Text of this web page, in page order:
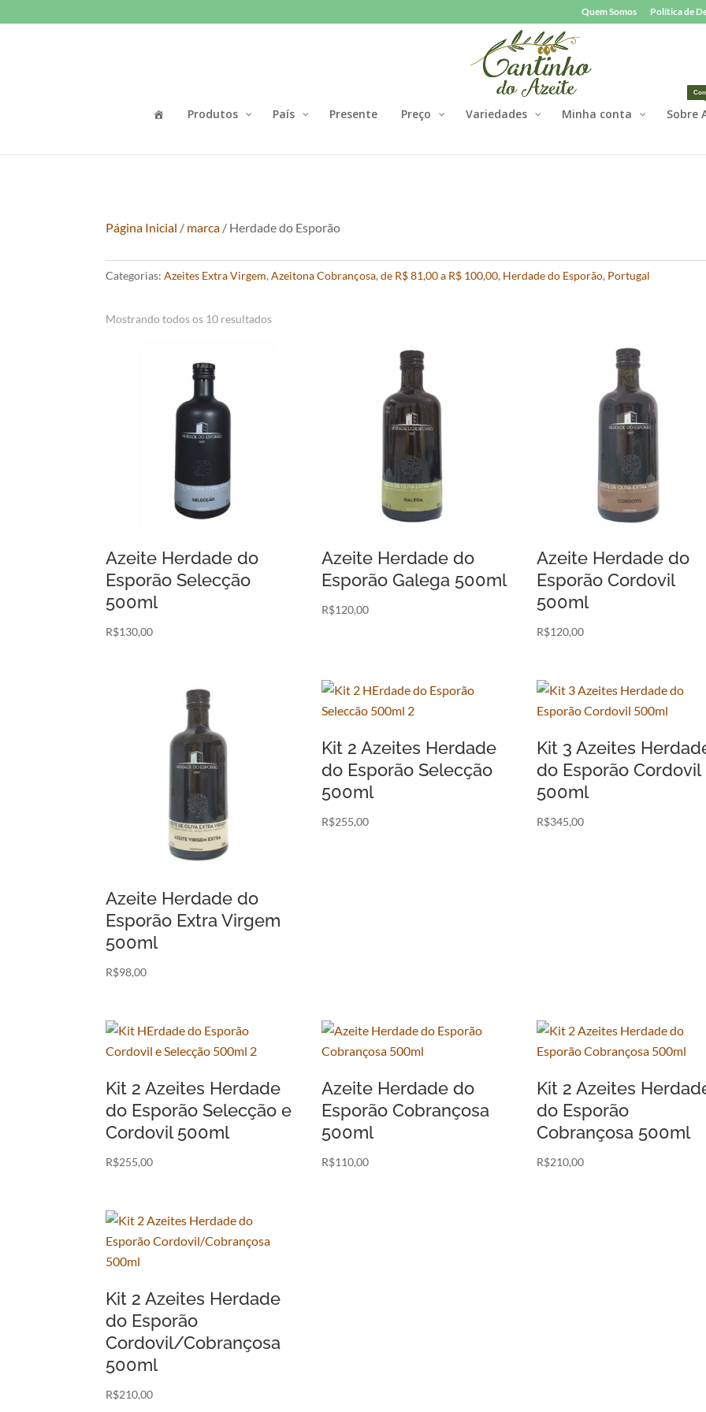
Quem Somos Política de
Produtos País Presente Preço Variedades Minha conta Sobre
Página Inicial / marca / Herdade do Esporão
Categorias:Azeites Extra Virgem,Azeitona Cobrançosa,de R$ 81,00 a R$ 100,00, Herdade do Esporão, Portugal
Mostrando todos os 10 resultados
Azeite Herdade do
Esporão Selecção
500ml
R$130,00
Azeite Herdade do
Esporão Galega 500ml
R$120,00
Azeite Herdade do
Esporão Cordovil
500ml
R$120,00
Azeite Herdade do
Esporão Extra Virgem
500ml
R$98,00
Kit 2 Azeites Herdade
do Esporão Selecção
500ml
R$255,00
Kit 3 Azeites
do Esporão Cordovil
500ml
R$345,00
Kit 2 Azeites Herdade
do Esporão Selecção e
Cordovil 500ml
R$255,00
Azeite Herdade do
Esporão Cobrançosa
500ml
R$110,00
Kit 2 Azeites
do Esporão
Cobrançosa 500ml
R$210,00
Kit 2 Azeites Herdade
do Esporão
Cordovil/Cobrançosa
500ml
R$210,00